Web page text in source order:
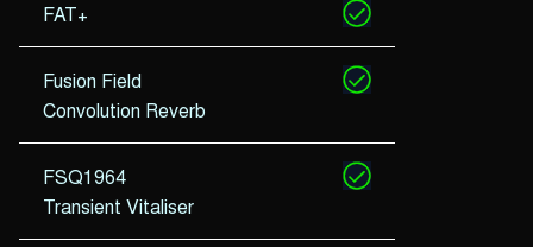
FAT+
Fusion Field
Convolution Reverb
FSQ1964
Transient Vitaliser